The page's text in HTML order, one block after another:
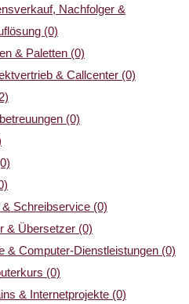
Nachfolger &
(0)
& Paletten (0)
& Callcenter (0)
(0)
& Schreibservice (0)
& Übersetzer (0)
& Computer-Dienstleistungen (0)
(0)
& Internetprojekte (0)